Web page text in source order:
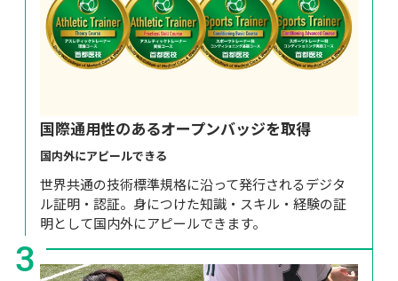
国際通用性のあるオープンバッジを取得
国内外にアピールできる
世界共通の技術標準規格に沿って発行されるデジタ
ル証明・認証。身につけた知識・スキル・経験の証
明として国内外にアピールできます。
3